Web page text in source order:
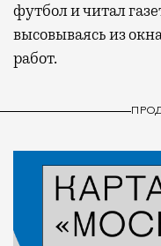
футбол и читал
высовываясь из
работ.